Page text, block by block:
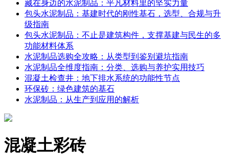
藏在身边的水泥制品：平凡材料里的坚实力量
包头水泥制品：基建时代的刚性基石，选型、合规与升
级指南
包头水泥制品：不止是建筑构件，支撑基建与民生的多
功能材料体系
水泥制品选购全攻略：从类型到鉴别避坑指南
水泥制品全维度指南：分类、选购与养护实用技巧
混凝土检查井：地下排水系统的功能性节点
环保砖：绿色建筑的基石
水泥制品：从生产到应用的解析
混凝土彩砖